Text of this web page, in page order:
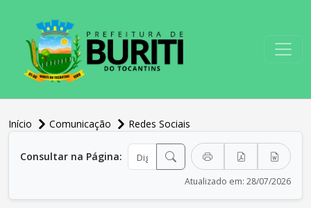
Início Comunicação
Redes Sociais
Consultar na Página:
Atualizado em: 28/07/2026